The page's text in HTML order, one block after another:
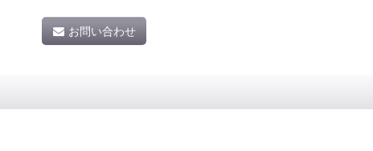
お問い合わせ